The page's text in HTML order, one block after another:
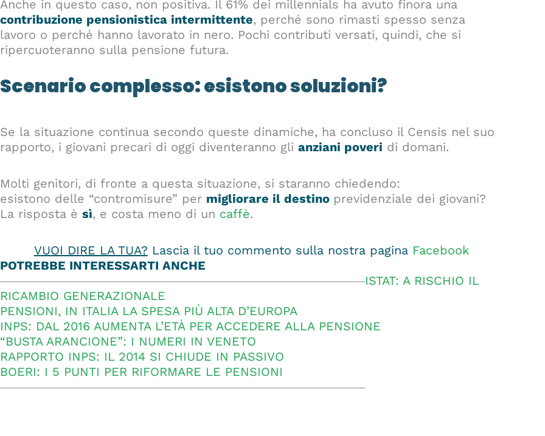
Anche in questo caso, non positiva. Il 61% dei millennials ha avuto finora una
contribuzione pensionistica intermittente, perché sono rimasti spesso senza
lavoro o perché hanno lavorato in nero. Pochi contributi versati, quindi, che si
ripercuoteranno sulla pensione futura.
Scenario complesso: esistono soluzioni?
Se la situazione continua secondo queste dinamiche, ha concluso il Censis nel suo
rapporto, i giovani precari di oggi diventeranno gli anziani poveri di domani.
Molti genitori, di fronte a questa situazione, si staranno chiedendo:
esistono delle “contromisure” per migliorare il destino previdenziale dei giovani?
La risposta è sì, e costa meno di un caffè.
VUOI DIRE LA TUA? Lascia il tuo commento sulla nostra pagina Facebook
POTREBBE INTERESSARTI ANCHE
ISTAT: A RISCHIO IL
RICAMBIO GENERAZIONALE
PENSIONI, IN ITALIA LA SPESA PIÙ ALTA D’EUROPA
INPS: DAL 2016 AUMENTA L’ETÀ PER ACCEDERE ALLA PENSIONE
“BUSTA ARANCIONE”: I NUMERI IN VENETO
RAPPORTO INPS: IL 2014 SI CHIUDE IN PASSIVO
BOERI: I 5 PUNTI PER RIFORMARE LE PENSIONI